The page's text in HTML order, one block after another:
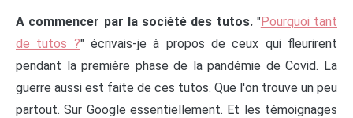
A commencer par la société des tutos."Pourquoi tant
de tutos ?" écrivais-je à propos de ceux qui fleurirent
pendant la première phase de la pandémie de Covid. La
guerre aussi est faite de ces tutos. Que l'on trouve un peu
partout. Sur Google essentiellement. Et les témoignages